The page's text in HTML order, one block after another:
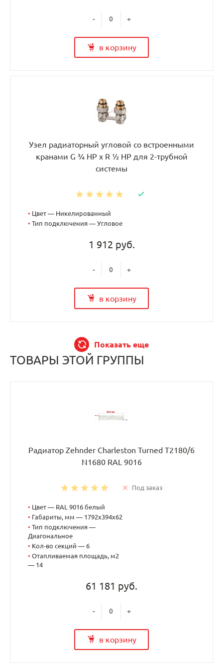
- +
в корзину
Узел радиаторный угловой со встроенными
кранами G ¾ НР x R ½ НР для 2-трубной
системы
• Цвет — Никелированный
• Тип подключения — Угловое
1 912 руб.
- +
в корзину
Показать еще
ТОВАРЫ ЭТОЙ ГРУППЫ
Радиатор Zehnder Charleston Turned T2180/6
N1680 RAL 9016
Под заказ
• Цвет — RAL 9016 белый
• Габариты, мм — 1792x394x62
• Тип подключения —
Диагональное
• Кол-во секций — 6
• Отапливаемая площадь, м2
— 14
61 181 руб.
- +
в корзину